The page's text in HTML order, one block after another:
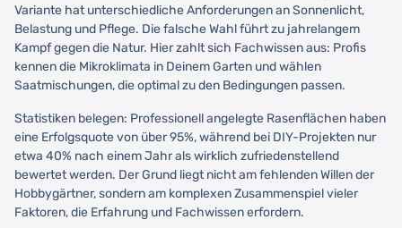
Variante hat unterschiedliche Anforderungen an Sonnenlicht,
Belastung und Pflege. Die falsche Wahl führt zu jahrelangem
Kampf gegen die Natur. Hier zahlt sich Fachwissen aus: Profis
kennen die Mikroklimata in Deinem Garten und wählen
Saatmischungen, die optimal zu den Bedingungen passen.
Statistiken belegen: Professionell angelegte Rasenflächen haben
eine Erfolgsquote von über 95%, während bei DIY-Projekten nur
etwa 40% nach einem Jahr als wirklich zufriedenstellend
bewertet werden. Der Grund liegt nicht am fehlenden Willen der
Hobbygärtner, sondern am komplexen Zusammenspiel vieler
Faktoren, die Erfahrung und Fachwissen erfordern.